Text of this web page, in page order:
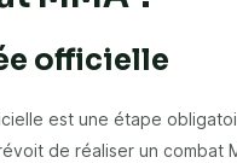
officielle
est une étape
de réaliser un combat